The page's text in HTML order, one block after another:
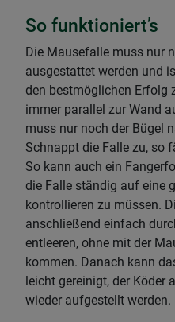
So funktioniert’s
Die Mausefalle muss nur
ausgestattet werden und
den bestmöglichen Erfolg
immer parallel zur Wand
muss nur noch der Bügel
Schnappt die Falle zu, so
So kann auch ein
die Falle ständig auf eine
kontrollieren zu müssen.
anschließend einfach
entleeren, ohne mit der
kommen. Danach kann
leicht gereinigt, der Köder
wieder aufgestellt werden.